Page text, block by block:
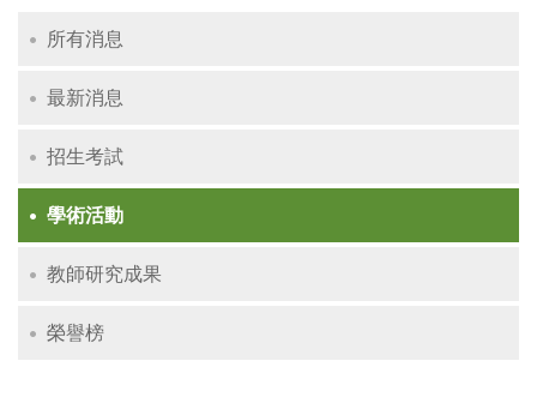
所有消息
最新消息
招生考試
學術活動
教師研究成果
榮譽榜